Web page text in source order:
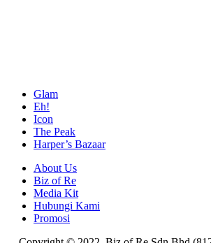
Glam
Eh!
Icon
The Peak
Harper’s Bazaar
About Us
Biz of Re
Media Kit
Hubungi Kami
Promosi